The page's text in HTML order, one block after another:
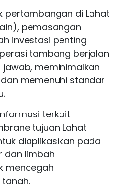
pertambangan di Lahat
pemasangan
investasi penting
tambang berjalan
meminimalkan
memenuhi standar
terkait
tujuan Lahat
diaplikasikan pada
dan limbah
mencegah